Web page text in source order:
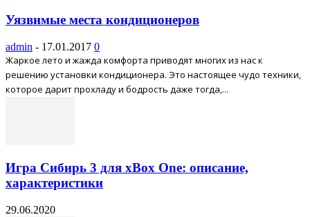
Уязвимые места кондиционеров
admin - 17.01.2017 0
Жаркое лето и жажда комфорта приводят многих из нас к
решению установки кондиционера. Это настоящее чудо техники,
которое дарит прохладу и бодрость даже тогда,...
Игра Сибирь 3 для xBox One: описание,
характеристики
29.06.2020